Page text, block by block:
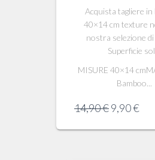
Acquista tagliere in
40×14 cm texture
nostra selezione di
Superficie sol...
MISURE 40×14
Bamboo...
14,90€Il
originale
9,90€Il